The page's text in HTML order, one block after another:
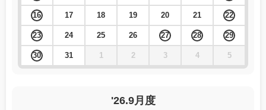
16 17 18 19 20 21 22
23 24 25 26 27 28 29
30 31 1 2 3 4 5
'26.9月度